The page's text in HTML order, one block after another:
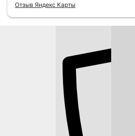
Отзыв Яндекс Карты
УЗНАЙТЕ